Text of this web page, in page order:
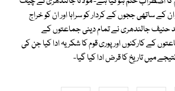
ساتھی ججوں کے کردار کو سراہا اور ان کو خراج
حنیف جالندھری نے تمام دینی جماعتوں کے
کے کارکنوں اور پوری قوم کا شکریہ ادا کیا جن کی
میں تاریخ کا قرض ادا کیا گیا-